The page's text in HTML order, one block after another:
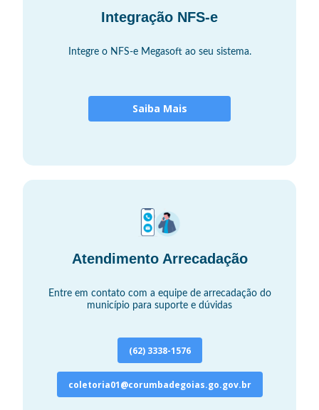
Integração NFS-e
Integre o NFS-e Megasoft ao seu sistema.
Saiba Mais
Atendimento Arrecadação
Entre em contato com a equipe de arrecadação do
município para suporte e dúvidas
(62) 3338-1576
coletoria01@corumbadegoias.go.gov.br